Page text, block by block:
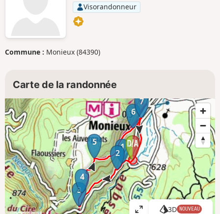
Visorandonneur
Commune : Monieux (84390)
Carte de la randonnée
1
2
3
4
5
6
7
3D NOUVEAU